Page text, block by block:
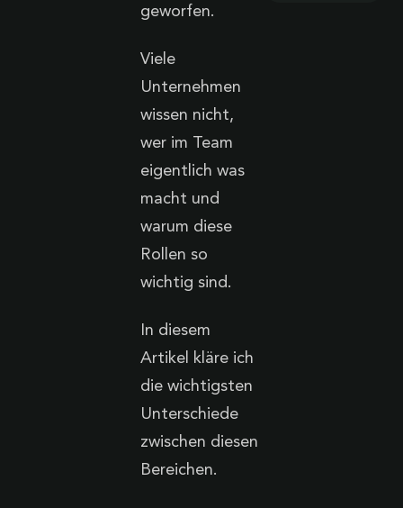
geworfen.
Viele
Unternehmen
wissen nicht,
wer im Team
eigentlich was
macht und
warum diese
Rollen so
wichtig sind.
In diesem
Artikel kläre ich
die wichtigsten
Unterschiede
zwischen diesen
Bereichen.